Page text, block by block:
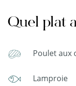
Quel plat
Poulet aux
Lamproie